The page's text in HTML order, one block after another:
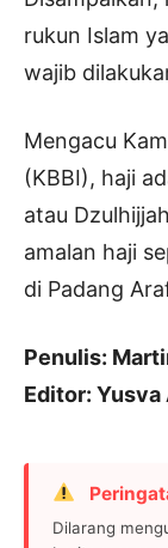
rukun Islam
wajib
Mengacu
(KBBI), haji
atau
amalan haji
di Padang
Penulis:
Editor: Yusva
Dilarang